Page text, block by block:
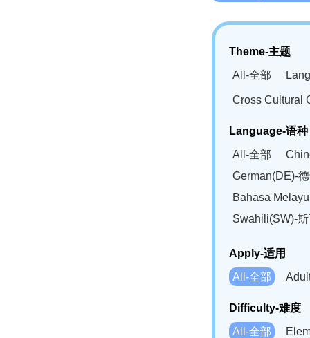
Theme-主题
All-全部
Cross Cultural
Language-语种
All-全部
German(DE)-
Bahasa
Swahili(SW)-
Apply-适用
All-全部
Difficulty-难度
All-全部